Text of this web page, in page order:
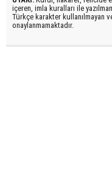
içeren, imla kuralları ile
Türkçe karakter kullanılmayan
onaylanmamaktadır.